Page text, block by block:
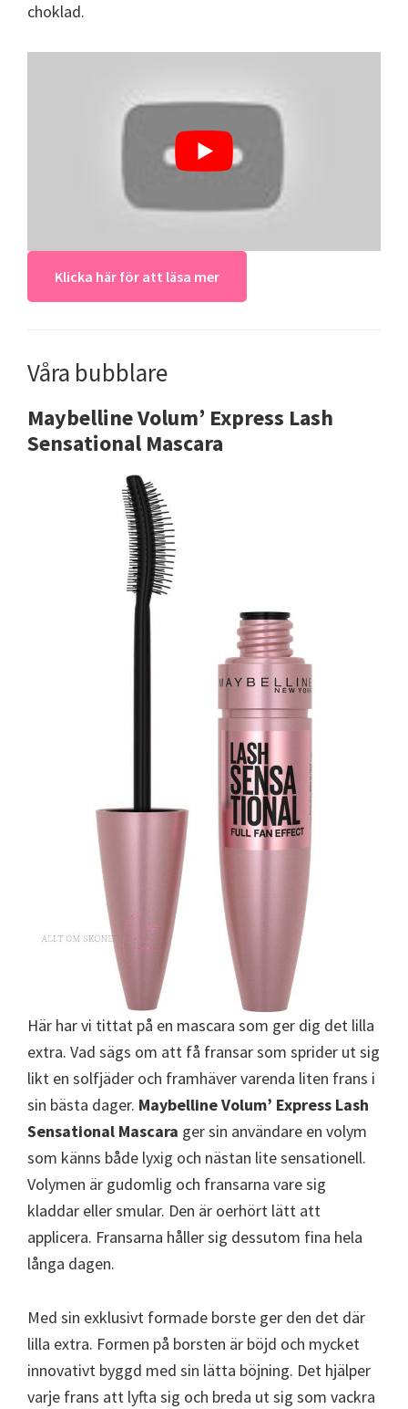
choklad.
Klicka här för att läsa mer
Våra bubblare
Maybelline Volum’ Express Lash
Sensational Mascara
Här har vi tittat på en mascara som ger dig det lilla
extra. Vad sägs om att få fransar som sprider ut sig
likt en solfjäder och framhäver varenda liten frans i
sin bästa dager. Maybelline Volum’ Express Lash
Sensational Mascara ger sin användare en volym
som känns både lyxig och nästan lite sensationell.
Volymen är gudomlig och fransarna vare sig
kladdar eller smular. Den är oerhört lätt att
applicera. Fransarna håller sig dessutom fina hela
långa dagen.
Med sin exklusivt formade borste ger den det där
lilla extra. Formen på borsten är böjd och mycket
innovativt byggd med sin lätta böjning. Det hjälper
varje frans att lyfta sig och breda ut sig som vackra